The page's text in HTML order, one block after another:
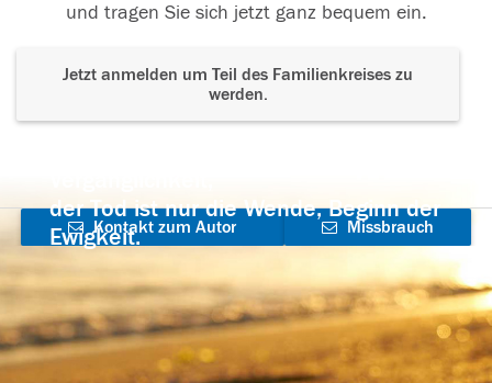
und tragen Sie sich jetzt ganz bequem ein.
Jetzt anmelden um Teil des Familienkreises zu
werden.
der Tod ist nur die Wende, Beginn der
Ewigkeit.
Kontakt zum Autor
aufnehmen
Missbrauch